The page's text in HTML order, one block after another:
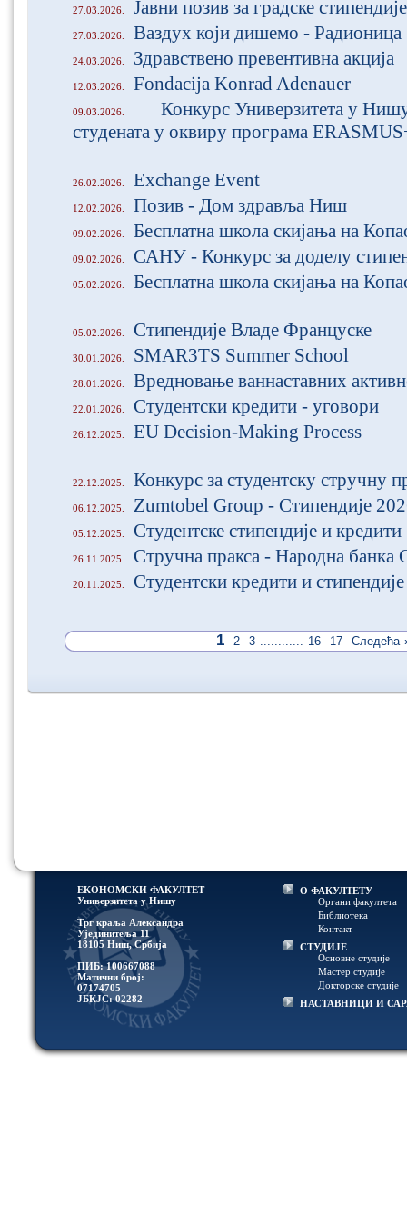
27.03.2026. Јавни позив за градске
27.03.2026. Ваздух који дишемо - Радионица
24.03.2026. Здравствено превентивна акција
12.03.2026. Fondacija Konrad Adenauer
09.03.2026.
Конкурс Универзитета у
студената у оквиру програма
26.02.2026. Exchange Event
12.02.2026. Позив - Дом здравља Ниш
09.02.2026. Бесплатна школа скијања на
09.02.2026. САНУ - Конкурс за доделу
05.02.2026. Бесплатна школа скијања на
05.02.2026. Стипендије Владе Француске
30.01.2026. SMAR3TS Summer School
28.01.2026. Вредновање ваннаставних
22.01.2026. Студентски кредити - уговори
26.12.2025. EU Decision-Making Process
22.12.2025. Конкурс за студентску стручну
06.12.2025. Zumtobel Group - Стипендије
05.12.2025. Студентске стипендије и кредити
26.11.2025. Стручна пракса - Народна банка
20.11.2025. Студентски кредити и стипендије
1 2 3 ............ 16 17 Следећа
ЕКОНОМСКИ ФАКУЛТЕТ
Универзитетa у Нишу
Трг краља Александра
Ујединитеља 11
18105 Ниш, Србија
ПИБ: 100667088
Матични број:
07174705
ЈБКЈС: 02282
О ФАКУЛТЕТУ
Органи факултета
Библиотека
Контакт
СТУДИЈЕ
Основне студије
Мастер студије
Докторске студије
НАСТАВНИЦИ И